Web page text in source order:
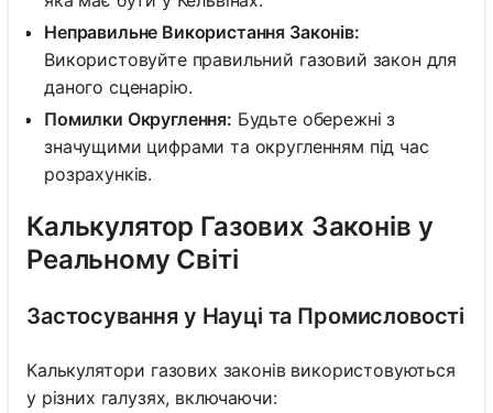
Неправильне Використання Законів:
Використовуйте правильний газовий закон для
даного сценарію.
Помилки Округлення: Будьте обережні з
значущими цифрами та округленням під час
розрахунків.
Калькулятор Газових Законів у
Реальному Світі
Застосування у Науці та Промисловості
Калькулятори газових законів використовуються
у різних галузях, включаючи: